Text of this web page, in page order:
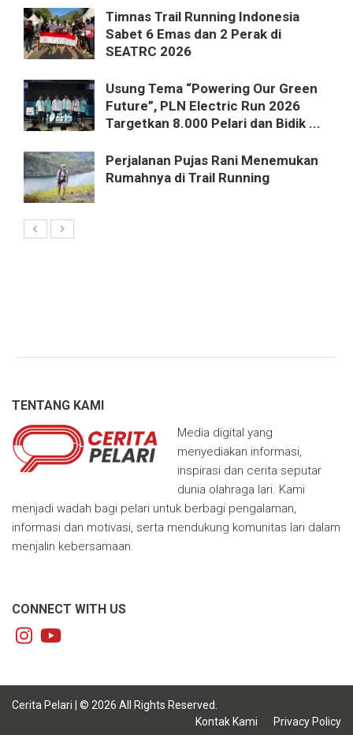
Timnas Trail Running Indonesia
Sabet 6 Emas dan 2 Perak di
SEATRC 2026
Usung Tema “Powering Our Green
Future”, PLN Electric Run 2026
Targetkan 8.000 Pelari dan Bidik ...
Perjalanan Pujas Rani Menemukan
Rumahnya di Trail Running
TENTANG KAMI
Media digital yang
menyediakan informasi,
inspirasi dan cerita seputar
dunia olahraga lari. Kami
menjadi wadah bagi pelari untuk berbagi pengalaman,
informasi dan motivasi, serta mendukung komunitas lari dalam
menjalin kebersamaan.
CONNECT WITH US
Cerita Pelari | © 2026 All Rights Reserved.
Kontak Kami
Privacy Policy